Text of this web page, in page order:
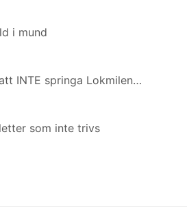
i mund
INTE springa Lokmilen…
som inte trivs